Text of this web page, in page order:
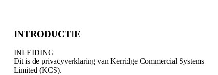
INTRODUCTIE
INLEIDING
Dit is de privacyverklaring van Kerridge Commercial Systems
Limited (KCS).